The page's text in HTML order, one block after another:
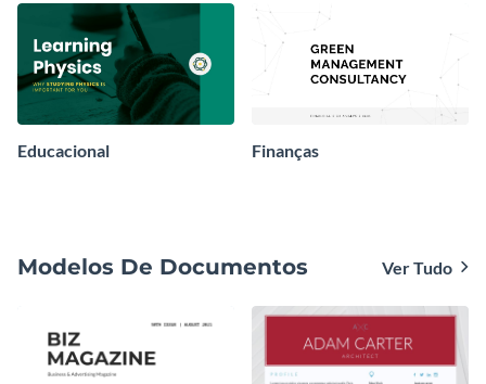
Educacional Finanças
Modelos De Documentos Ver Tudo